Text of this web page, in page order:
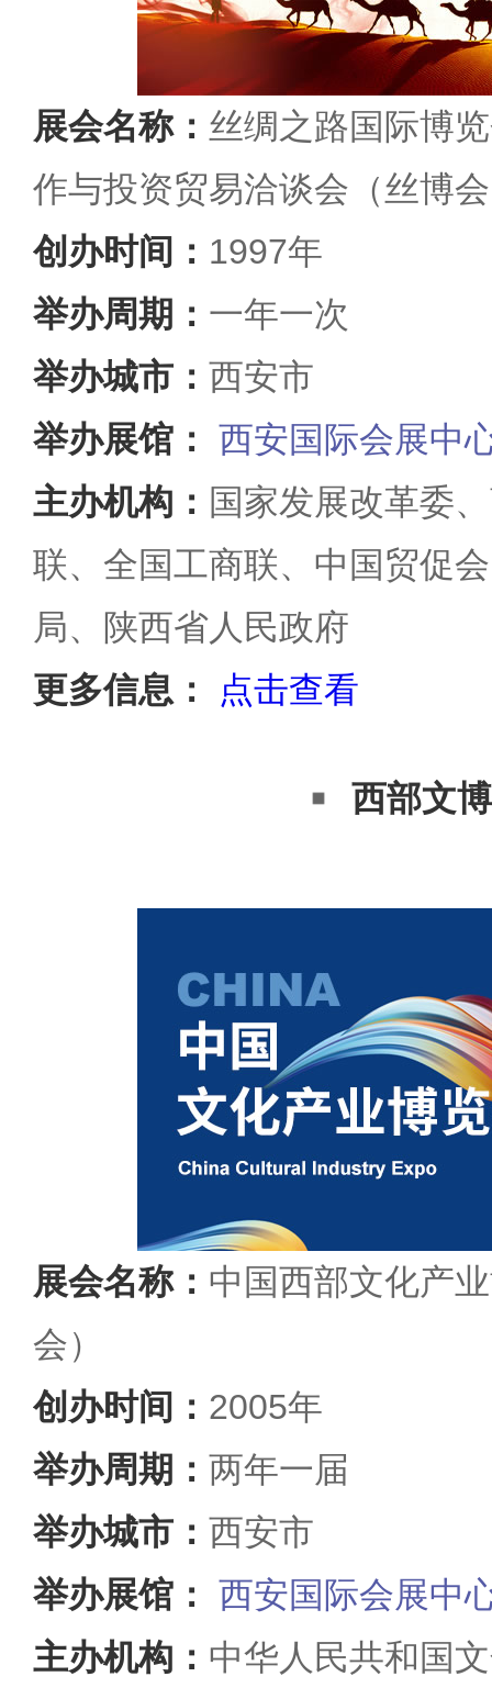
展会名称： 丝绸之路国际博
作与投资贸易洽谈会（丝博
创办时间： 1997年
举办周期： 一年一次
举办城市： 西安市
举办展馆：
西安国际会展中
主办机构： 国家发展改革委
联、全国工商联、中国贸促
局、陕西省人民政府
更多信息：
点击查看
西部文
展会名称： 中国西部文化产
会）
创办时间： 2005年
举办周期： 两年一届
举办城市： 西安市
举办展馆：
西安国际会展中
主办机构： 中华人民共和国